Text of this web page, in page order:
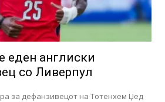
еден англиски
со Ливерпул
за дефанзивецот на Тотенхем Џед